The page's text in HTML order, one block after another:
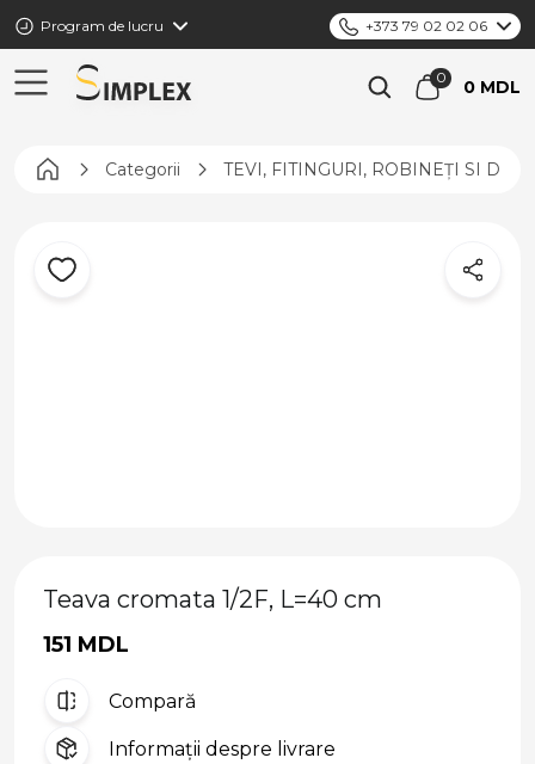
Program de lucru +373 79 02 02 06
0 MDL
Pagina principală
Categorii TEVI, FITINGURI, ROBINEȚI SI
Teava cromata 1/2F, L=40 cm
151 MDL
Compară
Informații despre livrare